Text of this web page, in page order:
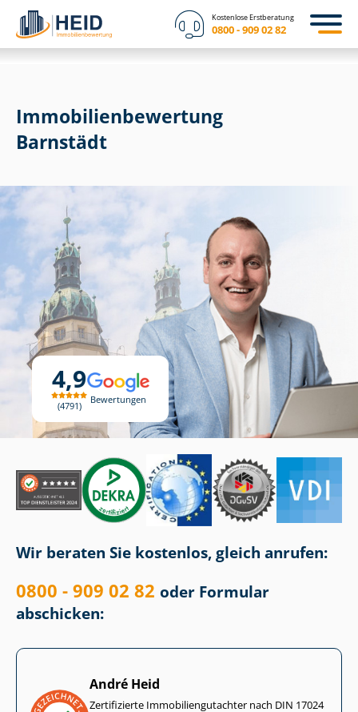
Kostenlose Erstberatung
0800 - 909 02 82
4,9
4791
Bewertungen
Immobilien­bewertung
Barnstädt
Wir beraten Sie kostenlos, gleich anrufen:
0800 - 909 02 82 oder Formular
abschicken:
André Heid
Zertifizierte Im­mo­bi­li­en­gut­ach­ter nach DIN 17024